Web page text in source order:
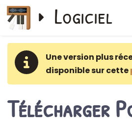
Logiciel
Une version plus
disponible sur cette
Télécharger